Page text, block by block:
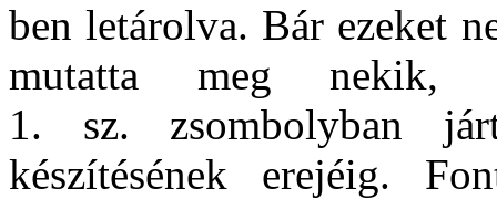
ben letárolva. Bár ezeket
mutatta meg
1. sz. zsombolyban
készítésének erejéig.